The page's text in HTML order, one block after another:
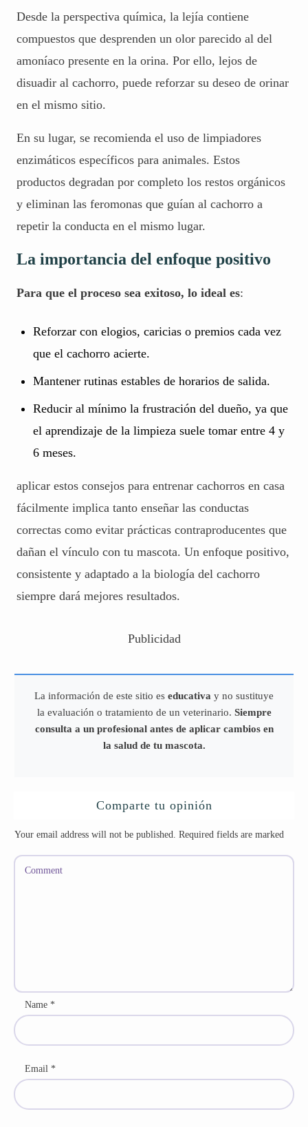
Desde la perspectiva química, la lejía contiene
compuestos que desprenden un olor parecido al del
amoníaco presente en la orina. Por ello, lejos de
disuadir al cachorro, puede reforzar su deseo de orinar
en el mismo sitio.
En su lugar, se recomienda el uso de limpiadores
enzimáticos específicos para animales. Estos
productos degradan por completo los restos orgánicos
y eliminan las feromonas que guían al cachorro a
repetir la conducta en el mismo lugar.
La importancia del enfoque positivo
Para que el proceso sea exitoso, lo ideal es:
Reforzar con elogios, caricias o premios cada vez
que el cachorro acierte.
Mantener rutinas estables de horarios de salida.
Reducir al mínimo la frustración del dueño, ya que
el aprendizaje de la limpieza suele tomar entre 4 y
6 meses.
aplicar estos consejos para entrenar cachorros en casa
fácilmente implica tanto enseñar las conductas
correctas como evitar prácticas contraproducentes que
dañan el vínculo con tu mascota. Un enfoque positivo,
consistente y adaptado a la biología del cachorro
siempre dará mejores resultados.
Publicidad
La información de este sitio es educativa y no sustituye
la evaluación o tratamiento de un veterinario. Siempre
consulta a un profesional antes de aplicar cambios en
la salud de tu mascota.
Comparte tu opinión
Your email address will not be published. Required fields are marked
Name *
Email *